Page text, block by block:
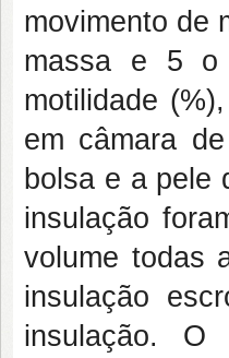
movimento de
massa e 5 o
motilidade
em câmara
bolsa e a pele
insulação
volume todas
insulação
insulação. O